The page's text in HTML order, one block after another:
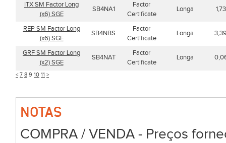
ITX SM Factor Long
(x6) SGE
SB4NA1
Factor
Certificate
Longa
REP SM Factor Long
(x6) SGE
SB4NBS
Factor
Certificate
Longa
GRF SM Factor Long
(x2) SGE
SB4NAT
Factor
Certificate
Longa
< 7 8 9 10 11 >
NOTAS
COMPRA / VENDA - Preços